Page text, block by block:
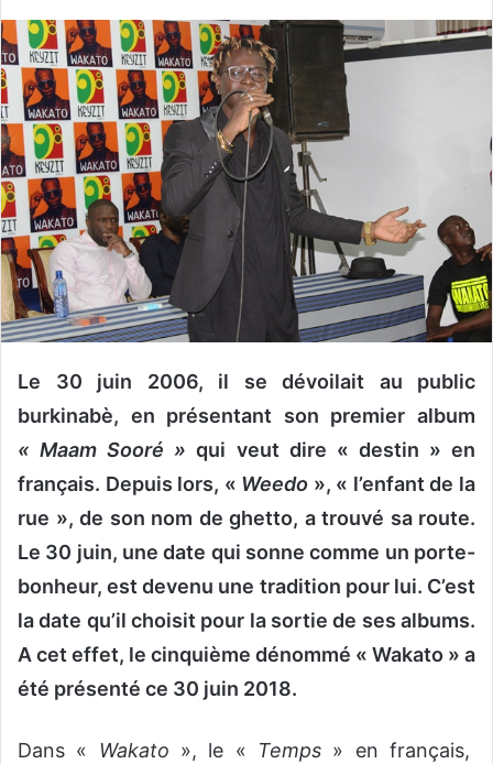
v
o
u
n
c
o
u
r
e
l
Le 30 juin 2006, il se dévoilait au public
burkinabè, en présentant son premier album
« Maam Sooré » qui veut dire « destin » en
français. Depuis lors, « Weedo », « l’enfant de la
rue », de son nom de ghetto, a trouvé sa route.
Le 30 juin, une date qui sonne comme un porte-
bonheur, est devenu une tradition pour lui. C’est
la date qu’il choisit pour la sortie de ses albums.
A cet effet, le cinquième dénommé « Wakato » a
été présenté ce 30 juin 2018.
Dans « Wakato », le « Temps » en français,